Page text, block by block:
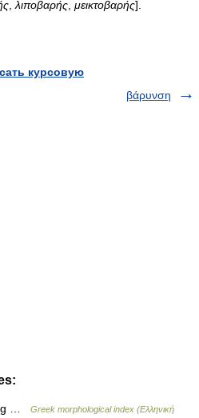
λιποβαρής μεικτοβαρής].
курсовую
βάρυνση
…
Greek morphological index (Ελληνική